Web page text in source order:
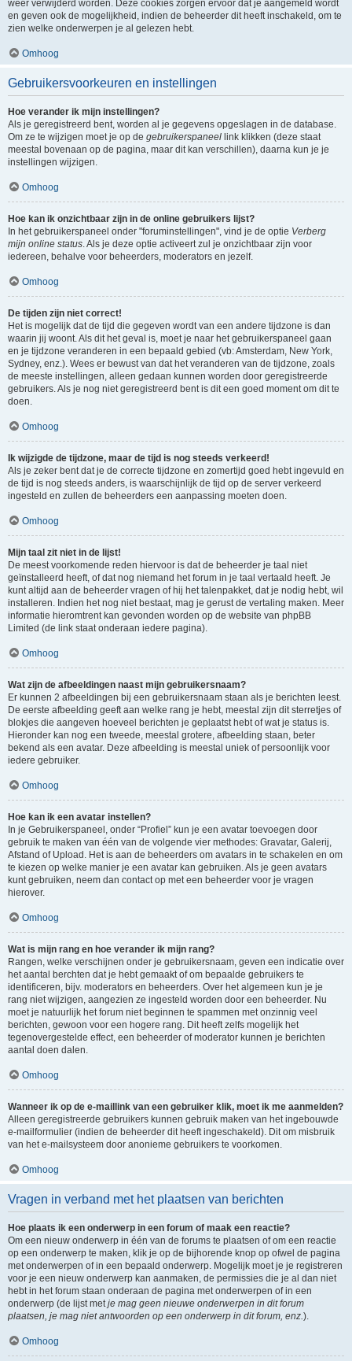
weer verwijderd worden. Deze cookies zorgen ervoor dat je aangemeld wordt
en geven ook de mogelijkheid, indien de beheerder dit heeft inschakeld, om te
zien welke onderwerpen je al gelezen hebt.
Omhoog
Gebruikersvoorkeuren en instellingen
Hoe verander ik mijn instellingen?
Als je geregistreerd bent, worden al je gegevens opgeslagen in de database.
Om ze te wijzigen moet je op de gebruikerspaneel link klikken (deze staat
meestal bovenaan op de pagina, maar dit kan verschillen), daarna kun je je
instellingen wijzigen.
Omhoog
Hoe kan ik onzichtbaar zijn in de online gebruikers lijst?
In het gebruikerspaneel onder "foruminstellingen", vind je de optie Verberg
mijn online status. Als je deze optie activeert zul je onzichtbaar zijn voor
iedereen, behalve voor beheerders, moderators en jezelf.
Omhoog
De tijden zijn niet correct!
Het is mogelijk dat de tijd die gegeven wordt van een andere tijdzone is dan
waarin jij woont. Als dit het geval is, moet je naar het gebruikerspaneel gaan
en je tijdzone veranderen in een bepaald gebied (vb: Amsterdam, New York,
Sydney, enz.). Wees er bewust van dat het veranderen van de tijdzone, zoals
de meeste instellingen, alleen gedaan kunnen worden door geregistreerde
gebruikers. Als je nog niet geregistreerd bent is dit een goed moment om dit te
doen.
Omhoog
Ik wijzigde de tijdzone, maar de tijd is nog steeds verkeerd!
Als je zeker bent dat je de correcte tijdzone en zomertijd goed hebt ingevuld en
de tijd is nog steeds anders, is waarschijnlijk de tijd op de server verkeerd
ingesteld en zullen de beheerders een aanpassing moeten doen.
Omhoog
Mijn taal zit niet in de lijst!
De meest voorkomende reden hiervoor is dat de beheerder je taal niet
geïnstalleerd heeft, of dat nog niemand het forum in je taal vertaald heeft. Je
kunt altijd aan de beheerder vragen of hij het talenpakket, dat je nodig hebt, wil
installeren. Indien het nog niet bestaat, mag je gerust de vertaling maken. Meer
informatie hieromtrent kan gevonden worden op de website van phpBB
Limited (de link staat onderaan iedere pagina).
Omhoog
Wat zijn de afbeeldingen naast mijn gebruikersnaam?
Er kunnen 2 afbeeldingen bij een gebruikersnaam staan als je berichten leest.
De eerste afbeelding geeft aan welke rang je hebt, meestal zijn dit sterretjes of
blokjes die aangeven hoeveel berichten je geplaatst hebt of wat je status is.
Hieronder kan nog een tweede, meestal grotere, afbeelding staan, beter
bekend als een avatar. Deze afbeelding is meestal uniek of persoonlijk voor
iedere gebruiker.
Omhoog
Hoe kan ik een avatar instellen?
In je Gebruikerspaneel, onder “Profiel” kun je een avatar toevoegen door
gebruik te maken van één van de volgende vier methodes: Gravatar, Galerij,
Afstand of Upload. Het is aan de beheerders om avatars in te schakelen en om
te kiezen op welke manier je een avatar kan gebruiken. Als je geen avatars
kunt gebruiken, neem dan contact op met een beheerder voor je vragen
hierover.
Omhoog
Wat is mijn rang en hoe verander ik mijn rang?
Rangen, welke verschijnen onder je gebruikersnaam, geven een indicatie over
het aantal berchten dat je hebt gemaakt of om bepaalde gebruikers te
identificeren, bijv. moderators en beheerders. Over het algemeen kun je je
rang niet wijzigen, aangezien ze ingesteld worden door een beheerder. Nu
moet je natuurlijk het forum niet beginnen te spammen met onzinnig veel
berichten, gewoon voor een hogere rang. Dit heeft zelfs mogelijk het
tegenovergestelde effect, een beheerder of moderator kunnen je berichten
aantal doen dalen.
Omhoog
Wanneer ik op de e-maillink van een gebruiker klik, moet ik me aanmelden?
Alleen geregistreerde gebruikers kunnen gebruik maken van het ingebouwde
e-mailformulier (indien de beheerder dit heeft ingeschakeld). Dit om misbruik
van het e-mailsysteem door anonieme gebruikers te voorkomen.
Omhoog
Vragen in verband met het plaatsen van berichten
Hoe plaats ik een onderwerp in een forum of maak een reactie?
Om een nieuw onderwerp in één van de forums te plaatsen of om een reactie
op een onderwerp te maken, klik je op de bijhorende knop op ofwel de pagina
met onderwerpen of in een bepaald onderwerp. Mogelijk moet je je registreren
voor je een nieuw onderwerp kan aanmaken, de permissies die je al dan niet
hebt in het forum staan onderaan de pagina met onderwerpen of in een
onderwerp (de lijst metje mag geen nieuwe onderwerpen in dit forum
plaatsen, je mag niet antwoorden op een onderwerp in dit forum, enz.).
Omhoog